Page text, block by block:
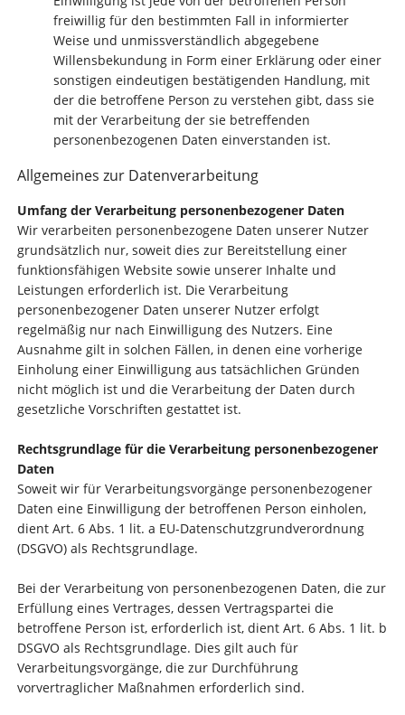
freiwillig für den bestimmten Fall in informierter
Weise und unmissverständlich abgegebene
Willensbekundung in Form einer Erklärung oder einer
sonstigen eindeutigen bestätigenden Handlung, mit
der die betroffene Person zu verstehen gibt, dass sie
mit der Verarbeitung der sie betreffenden
personenbezogenen Daten einverstanden ist.
Allgemeines zur Datenverarbeitung
Umfang der Verarbeitung personenbezogener Daten
Wir verarbeiten personenbezogene Daten unserer Nutzer
grundsätzlich nur, soweit dies zur Bereitstellung einer
funktionsfähigen Website sowie unserer Inhalte und
Leistungen erforderlich ist. Die Verarbeitung
personenbezogener Daten unserer Nutzer erfolgt
regelmäßig nur nach Einwilligung des Nutzers. Eine
Ausnahme gilt in solchen Fällen, in denen eine vorherige
Einholung einer Einwilligung aus tatsächlichen Gründen
nicht möglich ist und die Verarbeitung der Daten durch
gesetzliche Vorschriften gestattet ist.
Rechtsgrundlage für die Verarbeitung personenbezogener
Daten
Soweit wir für Verarbeitungsvorgänge personenbezogener
Daten eine Einwilligung der betroffenen Person einholen,
dient Art. 6 Abs. 1 lit. a EU-Datenschutzgrundverordnung
(DSGVO) als Rechtsgrundlage.
Bei der Verarbeitung von personenbezogenen Daten, die zur
Erfüllung eines Vertrages, dessen Vertragspartei die
betroffene Person ist, erforderlich ist, dient Art. 6 Abs. 1 lit. b
DSGVO als Rechtsgrundlage. Dies gilt auch für
Verarbeitungsvorgänge, die zur Durchführung
vorvertraglicher Maßnahmen erforderlich sind.